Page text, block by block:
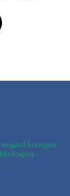
brengen